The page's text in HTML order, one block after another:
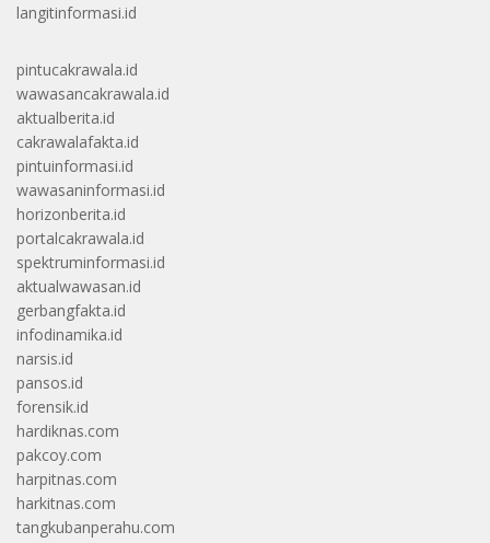
langitinformasi.id
pintucakrawala.id
wawasancakrawala.id
aktualberita.id
cakrawalafakta.id
pintuinformasi.id
wawasaninformasi.id
horizonberita.id
portalcakrawala.id
spektruminformasi.id
aktualwawasan.id
gerbangfakta.id
infodinamika.id
narsis.id
pansos.id
forensik.id
hardiknas.com
pakcoy.com
harpitnas.com
harkitnas.com
tangkubanperahu.com